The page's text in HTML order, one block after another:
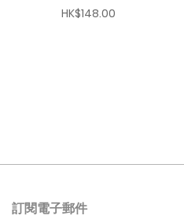
HK$148.00
訂閱電子郵件